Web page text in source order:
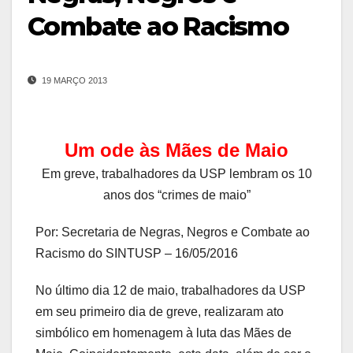
Combate ao Racismo
19 MARÇO 2013
Um ode às Mães de Maio
Em greve, trabalhadores da USP lembram os 10
anos dos “crimes de maio”
Por: Secretaria de Negras, Negros e Combate ao
Racismo do SINTUSP – 16/05/2016
No último dia 12 de maio, trabalhadores da USP
em seu primeiro dia de greve, realizaram ato
simbólico em homenagem à luta das Mães de